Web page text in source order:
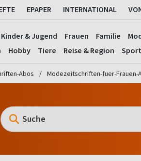
EPAPER INTERNATIONAL
Kinder & Jugend Frauen Familie
Hobby Tiere Reise & Region Sport
Abos Modezeitschriften-fuer-Frauen-